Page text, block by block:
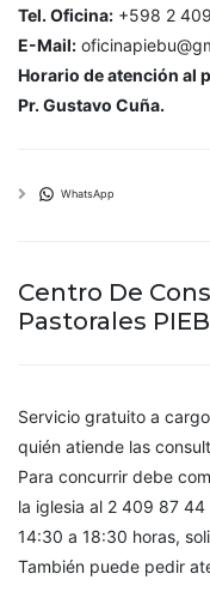
Tel. Oficina: +598 2
E-Mail:
Horario de atención al
Pr. Gustavo Cuña.
WhatsApp
Centro De
Pastorales
Servicio gratuito a
quién atiende las
Para concurrir debe
la iglesia al 2 409 87
14:30 a 18:30 horas,
También puede pedir